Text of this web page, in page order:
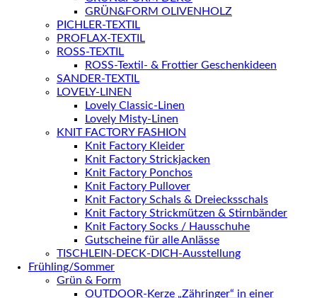
GRÜN&FORM OLIVENHOLZ
PICHLER-TEXTIL
PROFLAX-TEXTIL
ROSS-TEXTIL
ROSS-Textil- & Frottier Geschenkideen
SANDER-TEXTIL
LOVELY-LINEN
Lovely Classic-Linen
Lovely Misty-Linen
KNIT FACTORY FASHION
Knit Factory Kleider
Knit Factory Strickjacken
Knit Factory Ponchos
Knit Factory Pullover
Knit Factory Schals & Dreiecksschals
Knit Factory Strickmützen & Stirnbänder
Knit Factory Socks / Hausschuhe
Gutscheine für alle Anlässe
TISCHLEIN-DECK-DICH-Ausstellung
Frühling/Sommer
Grün & Form
OUTDOOR-Kerze „Zähringer“ in einer